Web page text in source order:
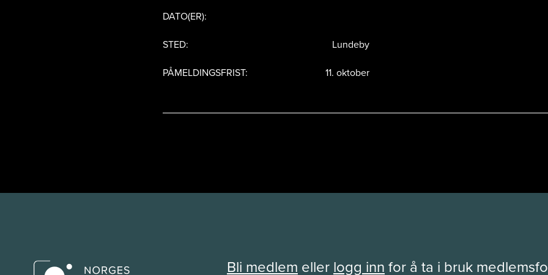
DATO(ER):
STED:
Lundeby
PÅMELDINGSFRIST:
11. oktober
Bli medlem ellerlogg innfor å ta i bruk